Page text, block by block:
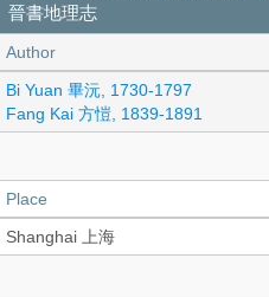
晉書地理志
Author
Bi Yuan 畢沅, 1730-1797
Fang Kai 方愷, 1839-1891
Place
Shanghai 上海